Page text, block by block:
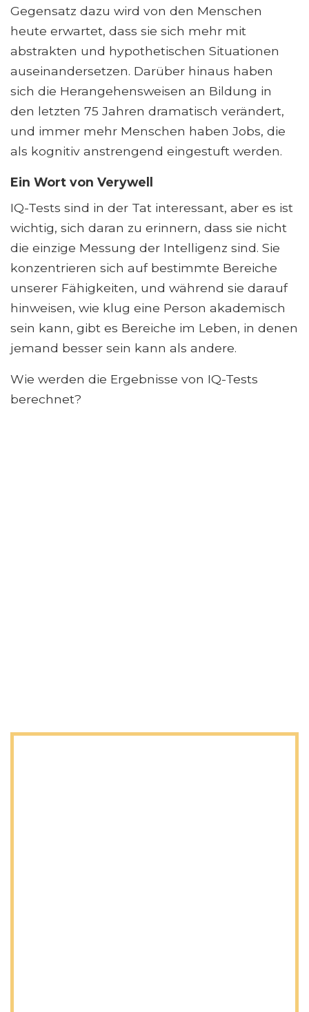
Gegensatz dazu wird von den Menschen
heute erwartet, dass sie sich mehr mit
abstrakten und hypothetischen Situationen
auseinandersetzen. Darüber hinaus haben
sich die Herangehensweisen an Bildung in
den letzten 75 Jahren dramatisch verändert,
und immer mehr Menschen haben Jobs, die
als kognitiv anstrengend eingestuft werden.
Ein Wort von Verywell
IQ-Tests sind in der Tat interessant, aber es ist
wichtig, sich daran zu erinnern, dass sie nicht
die einzige Messung der Intelligenz sind. Sie
konzentrieren sich auf bestimmte Bereiche
unserer Fähigkeiten, und während sie darauf
hinweisen, wie klug eine Person akademisch
sein kann, gibt es Bereiche im Leben, in denen
jemand besser sein kann als andere.
Wie werden die Ergebnisse von IQ-Tests
berechnet?